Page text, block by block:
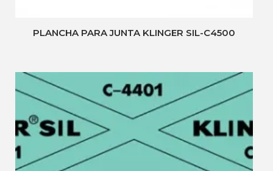
PLANCHA PARA JUNTA KLINGER SIL-C4500